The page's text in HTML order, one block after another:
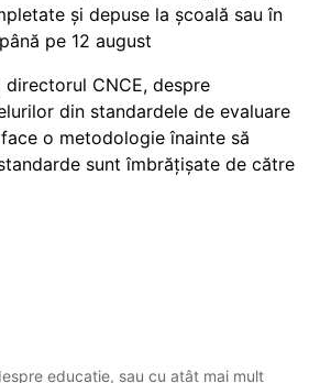
și depuse la școală sau în
pe 12 august
directorul CNCE, despre
din standardele de evaluare
o metodologie înainte să
sunt îmbrățișate de către
educație, sau cu atât mai mult